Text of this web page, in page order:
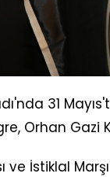
31
Orhan Gazi
İstiklal